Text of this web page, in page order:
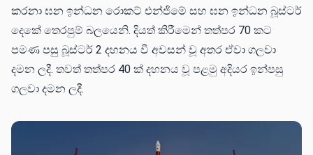
කරනා ඝන ඉන්ධන රොකට් එන්ජිමේ සහ ඝන ඉන්ධන බූස්ටර්
දෙකේ තෙරපුම් බලයෙනි. දියත් කිරීමෙන් තත්පර 70 කට
පමණ පසු බූස්ටර් 2 දහනය වී අවසන් වූ අතර ඒවා ගලවා
දමන ලදී. තවත් තත්පර 40 ක් දහනය වූ පළමු අදියර ඉන්පසු
ගලවා දමන ලදී.